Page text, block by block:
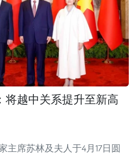
将越中关系提升至新高
主席苏林及夫人于4月17日圆